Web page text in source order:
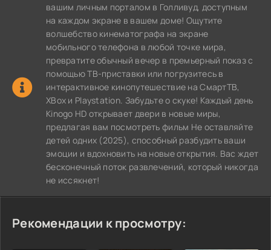
вашим личным порталом в Голливуд, доступным
на каждом экране в вашем доме! Ощутите
волшебство кинематографа на экране
мобильного телефона в любой точке мира,
превратите обычный вечер в премьерный показ с
помощью ТВ-приставки или погрузитесь в
интерактивное кинопутешествие на СмартТВ,
XBox и Playstation. Забудьте о скуке! Каждый день
Kinogo HD открывает двери в новые миры,
предлагая вам посмотреть фильм Не оставляйте
детей одних (2025), способный разбудить ваши
эмоции и вдохновить на новые открытия. Вас ждет
бесконечный поток развлечений, который никогда
не иссякнет!
Рекомендации к просмотру: